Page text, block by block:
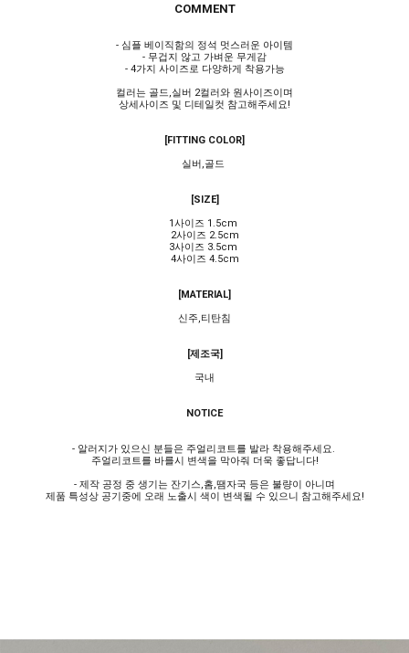
COMMENT
- 심플 베이직함의 정석 멋스러운 아이템
- 무겁지 않고 가벼운 무게감
- 4가지 사이즈로 다양하게 착용가능
컬러는 골드,실버 2컬러와 원사이즈이며
상세사이즈 및 디테일컷 참고해주세요!
[FITTING COLOR]
실버,골드
[SIZE]
1사이즈 1.5cm
2사이즈 2.5cm
3사이즈 3.5cm
4사이즈 4.5cm
[MATERIAL]
신주,티탄침
[제조국]
국내
NOTICE
- 알러지가 있으신 분들은 주얼리코트를 발라 착용해주세요.
주얼리코트를 바를시 변색을 막아줘 더욱 좋답니다!
- 제작 공정 중 생기는 잔기스,홈,땜자국 등은 불량이 아니며
제품 특성상 공기중에 오래 노출시 색이 변색될 수 있으니 참고해주세요!